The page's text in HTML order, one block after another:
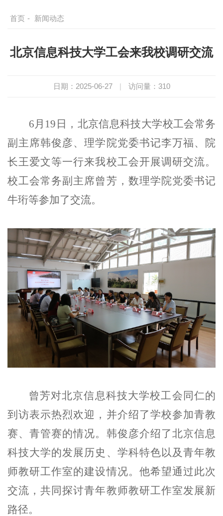
首页 - 新闻动态
北京信息科技大学工会来我校调研交流
日期：2025-06-27 | 访问量： 310
6月19日，北京信息科技大学校工会常务
副主席韩俊彦、理学院党委书记李万福、院
长王爱文等一行来我校工会开展调研交流。
校工会常务副主席曾芳，数理学院党委书记
牛珩等参加了交流。
曾芳对北京信息科技大学校工会同仁的
到访表示热烈欢迎，并介绍了学校参加青教
赛、青管赛的情况。韩俊彦介绍了北京信息
科技大学的发展历史、学科特色以及青年教
师教研工作室的建设情况。他希望通过此次
交流，共同探讨青年教师教研工作室发展新
路径。